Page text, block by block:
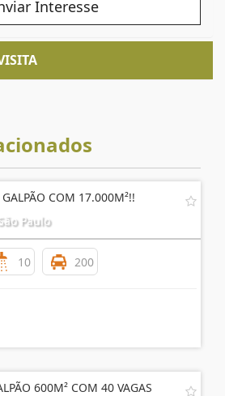
Interesse
COM 17.000M²!!
Paulo
10 200
600M² COM 40 VAGAS